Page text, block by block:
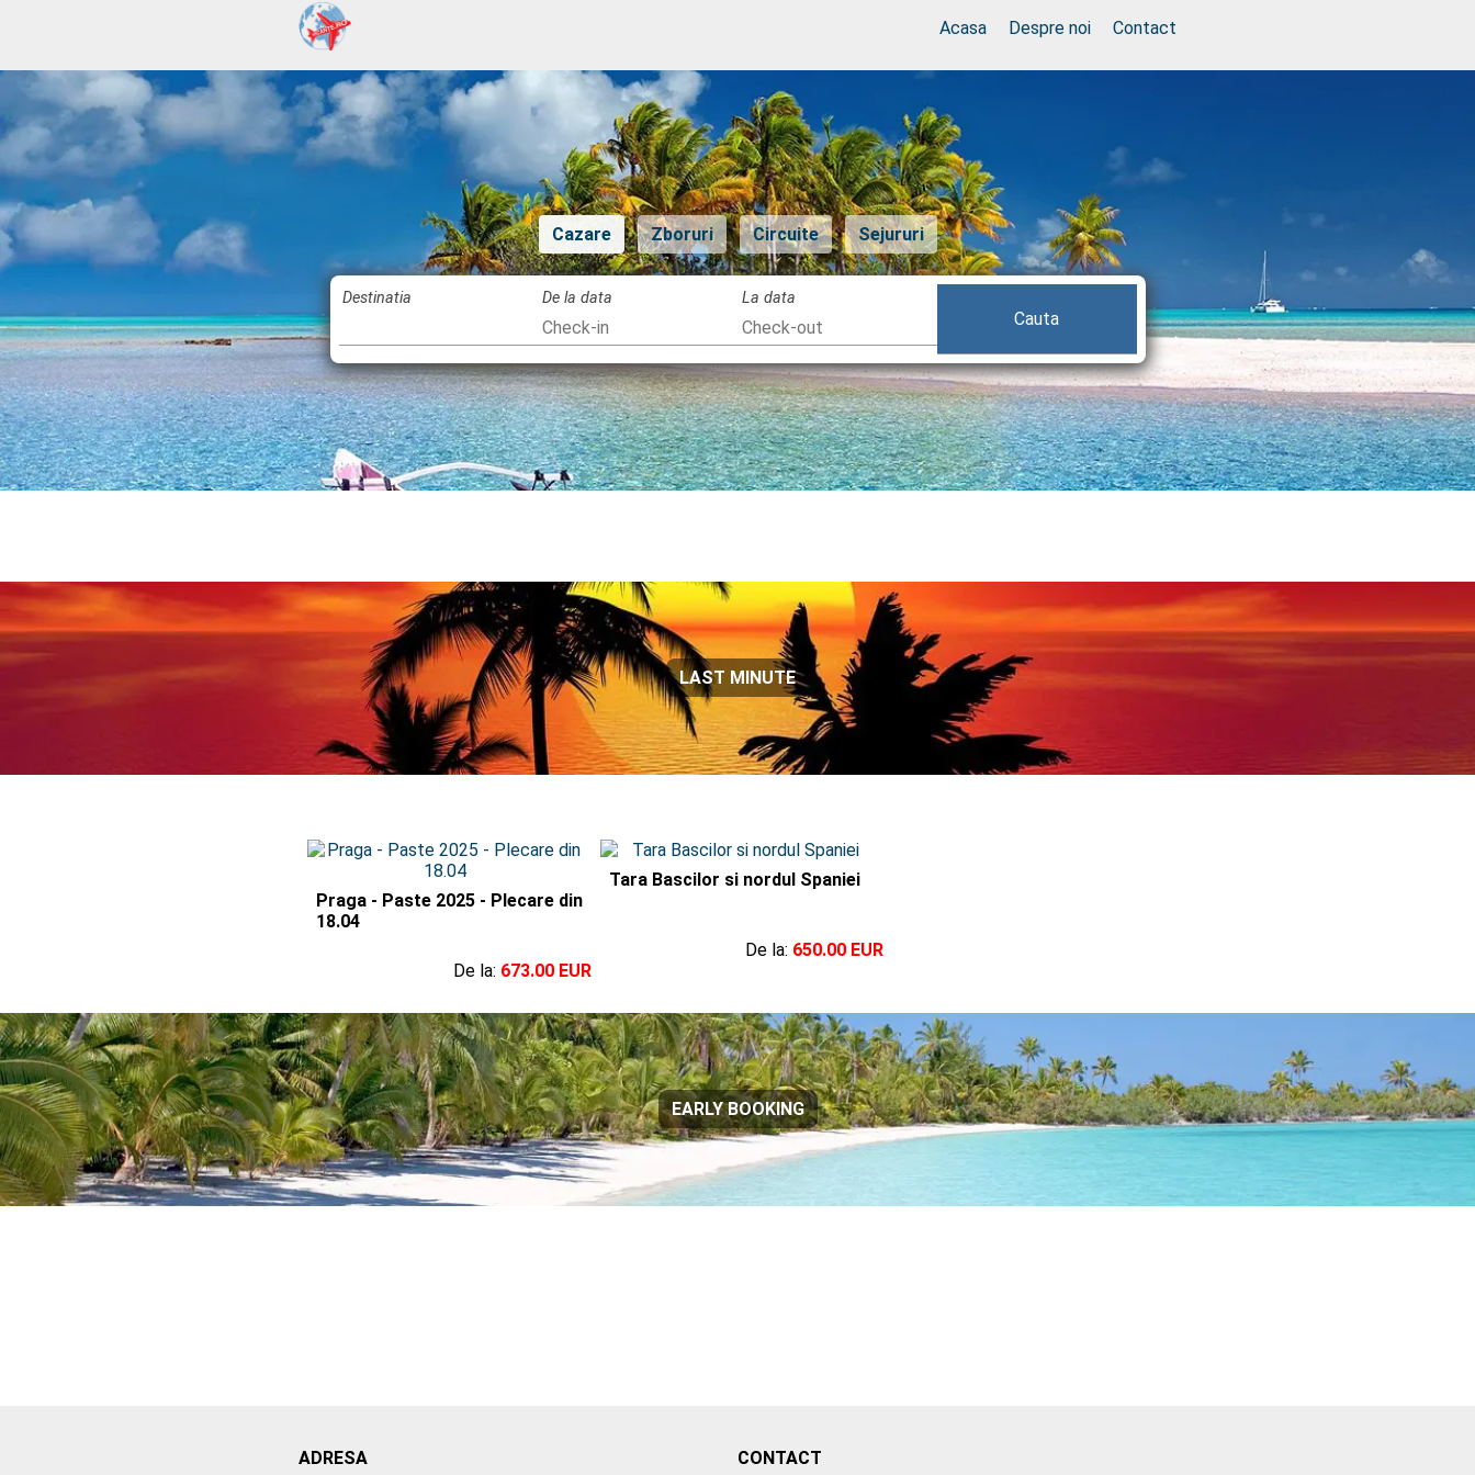
Acasa Despre noi Contact
Cazare Zboruri Circuite Sejururi
Destinatia De la data La data
Cauta
LAST MINUTE
Praga - Paste 2025 - Plecare din
18.04
De la: 673.00 EUR
Tara Bascilor si nordul Spaniei
De la: 650.00 EUR
EARLY BOOKING
ADRESA CONTACT